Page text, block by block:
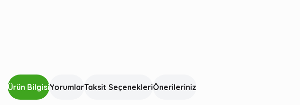
Ürün BilgisiYorumlarTaksit SeçenekleriÖnerileriniz